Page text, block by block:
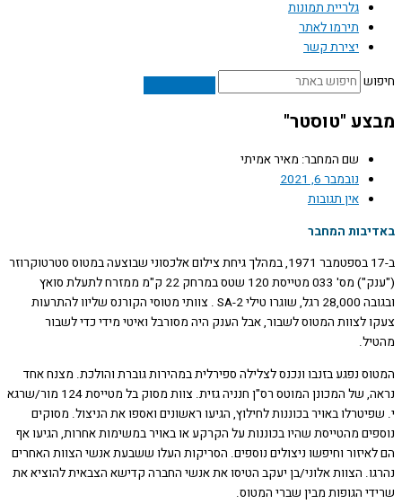
גלריית תמונות
תירמו לאתר
יצירת קשר
"טוסטר"
שם המחבר: מאיר אמיתי
נובמבר 6, 2021
אין תגובות
המחבר
ב-17 בספטמבר 1971, במהלך גיחת צילום אלכסוני שבוצעה במטוס סטרטוקרוזר
("ענק") מס' 033 מטייסת 120 שטס במרחק 22 ק"מ ממזרח לתעלת סואץ
ובגובה 28,000 רגל, שוגרו טילי SA-2 . צוותי מטוסי הקורנס שליוו להתרעות
לצוות המטוס לשבור, אבל הענק היה מסורבל ואיטי מידי כדי לשבור
נפגע בזנבו ונכנס לצלילה ספירלית במהירות גוברת והולכת. מצנח אחד
נראה, של המכונן המוטס רס"ן חנניה גזית. צוות מסוק בל מטייסת 124 מור/שרגא
באויר בכוננות לחילוץ, הגיעו ראשונים ואספו את הניצול. מסוקים
מהטייסת שהיו בכוננות על הקרקע או באויר במשימות אחרות, הגיעו אף
וחיפשו ניצולים נוספים. הסריקות העלו ששבעת אנשי הצוות האחרים
הצוות אלוני/בן יעקב הטיסו את אנשי החברה קדישא הצבאית להוציא את
הגופות מבין שברי המטוס.